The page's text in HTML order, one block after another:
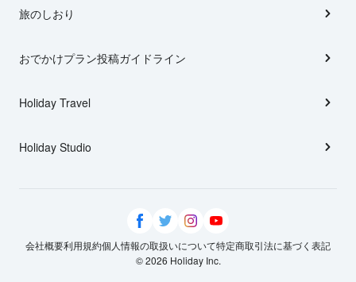
旅のしおり
おでかけプラン投稿ガイドライン
Holiday Travel
Holiday Studio
会社概要利用規約個人情報の取扱いについて特定商取引法に基づく表記
© 2026 Holiday Inc.